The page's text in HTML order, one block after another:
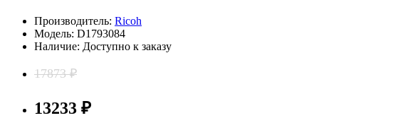
Производитель: Ricoh
Модель: D1793084
Наличие: Доступно к заказу
17873 ₽
13233 ₽